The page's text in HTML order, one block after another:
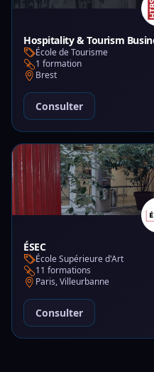
Hospitality & Tourism
École de Tourisme
1 formation
Brest
Consulter
ÉSEC
École Supérieure d'Art
11 formations
Paris, Villeurbanne
Consulter